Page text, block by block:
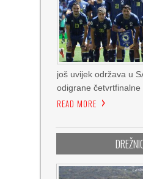
još uvijek održava u
odigrane
READ MORE